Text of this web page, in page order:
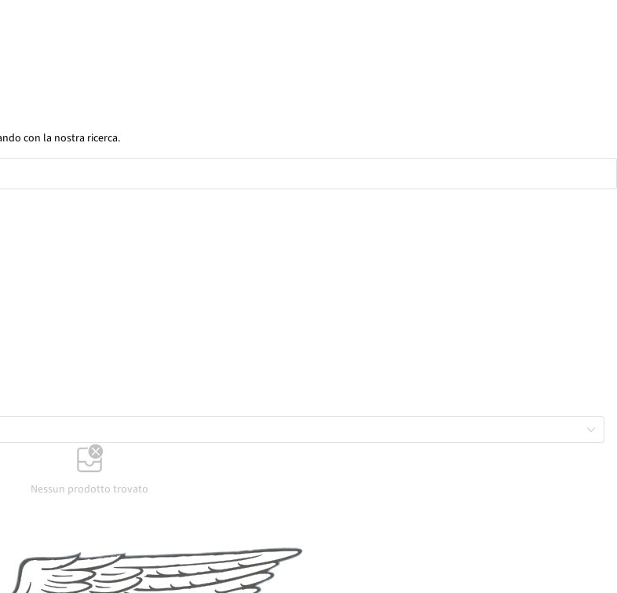
con la nostra ricerca.
Nessun prodotto trovato